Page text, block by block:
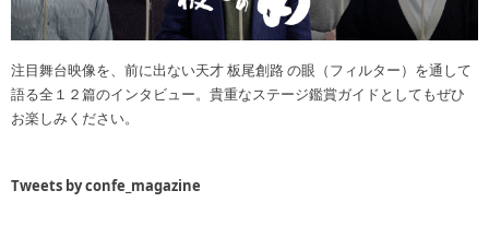
注目舞台映像を、前に出ない天才 板尾創路 の眼（フィルター）を通して
語る全１２篇のインタビュー。貴重なステージ鑑賞ガイドとしてもぜひ
お楽しみください。
Tweets by confe_magazine